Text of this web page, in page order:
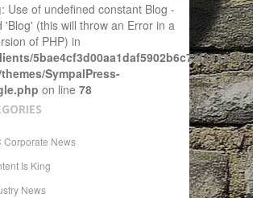
: Use of undefined constant Blog -
'Blog' (this will throw an Error in a
of PHP) in
5bae4cf3d00aa1daf5902b6c72f4943c/
SympalPress-
on line 78
Corporate News
Is King
News